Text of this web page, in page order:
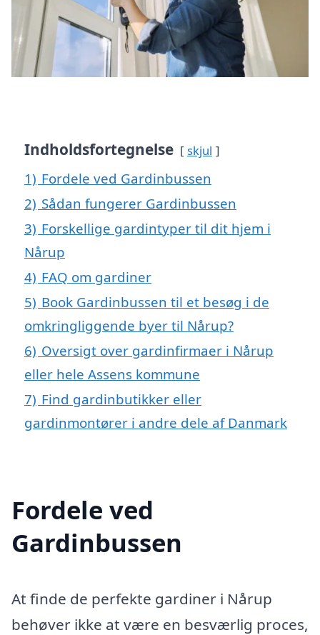
Indholdsfortegnelse skjul
1) Fordele ved Gardinbussen
2) Sådan fungerer Gardinbussen
3) Forskellige gardintyper til dit hjem i
Nårup
4) FAQ om gardiner
5) Book Gardinbussen til et besøg i de
omkringliggende byer til Nårup?
6) Oversigt over gardinfirmaer i Nårup
eller hele Assens kommune
7) Find gardinbutikker eller
gardinmontører i andre dele af Danmark
Fordele ved
Gardinbussen
At finde de perfekte gardiner i Nårup
behøver ikke at være en besværlig proces,